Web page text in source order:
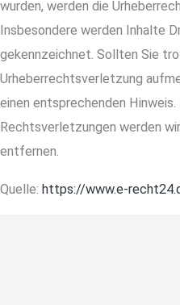
wurden, werden die
Insbesondere werden Inhalte
gekennzeichnet. Sollten Sie
Urheberrechtsverletzung
einen entsprechenden
Rechtsverletzungen werden
entfernen.
Quelle: https://www.e-